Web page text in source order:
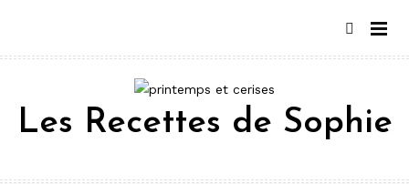
contenu
Les Recettes de Sophie